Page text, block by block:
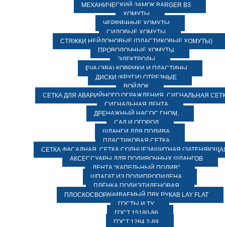
МЕХАНИЧЕСКИЙ ЗАМОК BARGER B3
ХОМУТЫ
ЧЕРВЯЧНЫЕ ХОМУТЫ
СИЛОВЫЕ ХОМУТЫ
СТЯЖКИ НЕЙЛОНОВЫЕ (ПЛАСТИКОВЫЕ ХОМУТЫ)
ПРОВОЛОЧНЫЕ ХОМУТЫ
ЭЛЕКТРОДЫ
EVA (ЭВА) КОВРИКИ И ПЛАСТИНЫ
ДИСКИ (КРУГИ) ОТРЕЗНЫЕ
ВОЙЛОК
СЕТКА ДЛЯ АВАРИЙНОГО ОГРАЖДЕНИЯ, СИГНАЛЬНАЯ
СИГНАЛЬНАЯ ЛЕНТА
ДРЕНАЖНЫЙ НАСОС ГНОМ.
САД И ОГОРОД
ШЛАНГИ ДЛЯ ПОЛИВА
ПЛАСТИКОВАЯ СЕТКА
СЕТКА ФАСАДНАЯ. СЕТКА СОЛНЦЕЗАЩИТНАЯ
АКСЕССУАРЫ ДЛЯ ПОЛИВОЧНЫХ ШЛАНГОВ
ЛЕНТА “КАПЕЛЬНЫЙ ПОЛИВ”
ШПАГАТ ИЗ ПОЛИПРОПИЛЕНА
ПЛЁНКА ПОЛИЭТИЛЕНОВАЯ
ПЛОСКОСВОРАЧИВАЕМЫЙ ПВХ РУКАВ LAY FLAT
ГОСТЫ И ТУ
ГОСТ 15180-86
ГОСТ 1284.2-89